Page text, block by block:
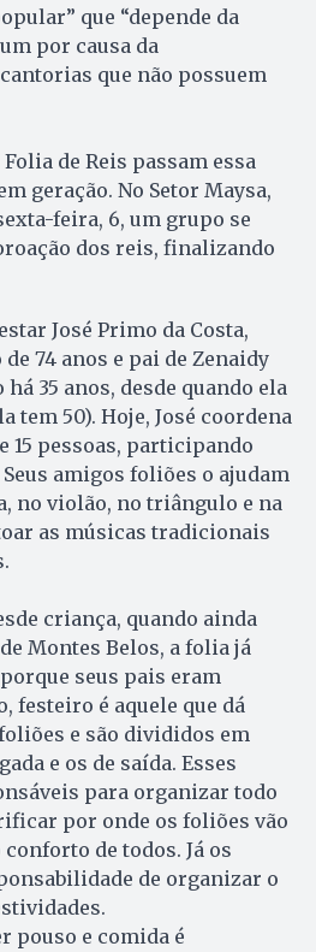
que “depende da
por causa da
que não possuem
de Reis passam essa
geração. No Setor Maysa,
feira, 6, um grupo se
dos reis, finalizando
José Primo da Costa,
74 anos e pai de Zenaidy
há 35 anos, desde quando ela
tem 50). Hoje, José coordena
15 pessoas, participando
amigos foliões o ajudam
no violão, no triângulo e na
as músicas tradicionais
criança, quando ainda
Montes Belos, a folia já
seus pais eram
festeiro é aquele que dá
e são divididos em
e os de saída. Esses
para organizar todo
por onde os foliões vão
de todos. Já os
de organizar o
pouso e comida é